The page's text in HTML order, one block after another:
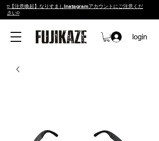
login
◽️【注意喚起】なりすましInstagramアカウントにご注意くだ
さい◽️